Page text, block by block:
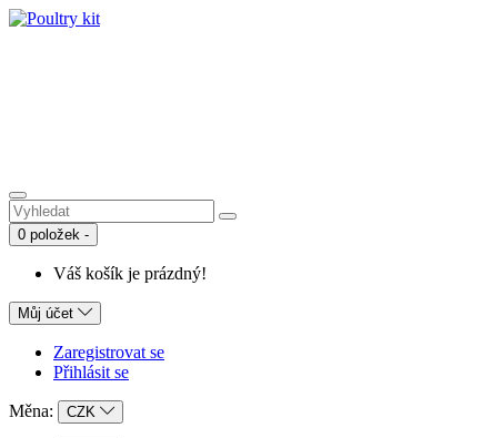
0 položek -
Váš košík je prázdný!
Můj účet
Zaregistrovat se
Přihlásit se
Měna: CZK